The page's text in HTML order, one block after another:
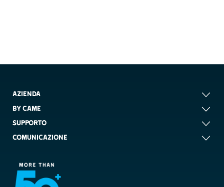
AZIENDA
BY CAME
SUPPORTO
COMUNICAZIONE